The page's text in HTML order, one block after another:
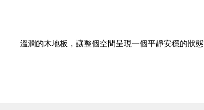
溫潤的木地板，讓整個空間呈現一個平靜安穩的狀態